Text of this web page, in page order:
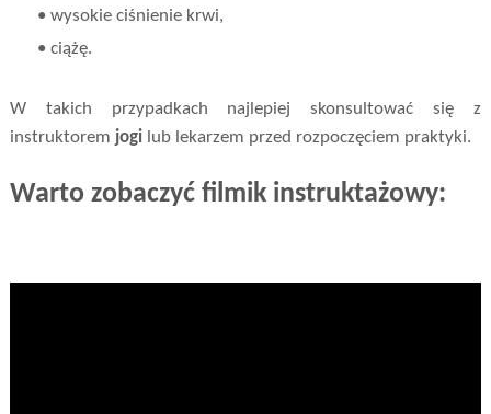
• wysokie ciśnienie krwi,
• ciążę.
W takich przypadkach najlepiej skonsultować się z
instruktorem jogi lub lekarzem przed rozpoczęciem praktyki.
Warto zobaczyć filmik instruktażowy: